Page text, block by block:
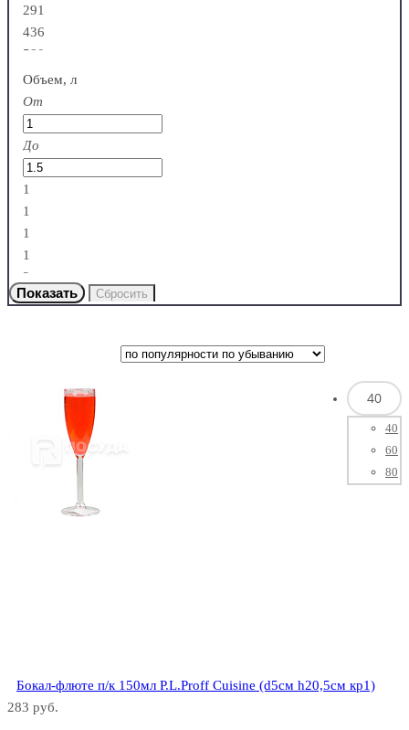
291
436
580
Объем, л
От
До
1
1
1
1
2
40
40
60
80
Бокал-флюте п/к 150мл P.L.Proff Cuisine (d5см h20,5см кр1)
283 руб.